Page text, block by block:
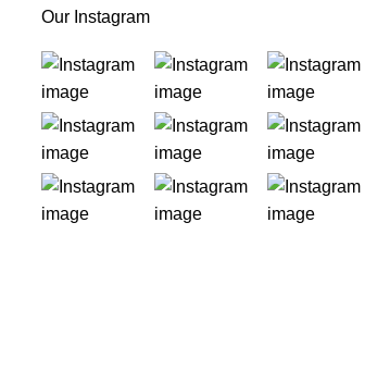
Our Instagram